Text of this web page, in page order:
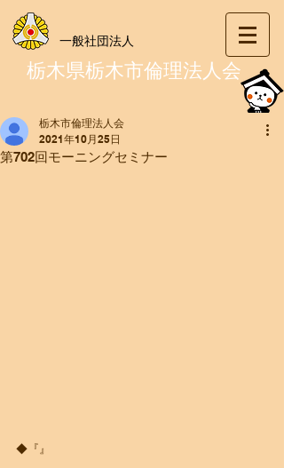
一般社団法人
栃木県栃木市倫理法人会
第702回モーニングセミナー
栃木市倫理法人会
2021年10月25日
◆『』